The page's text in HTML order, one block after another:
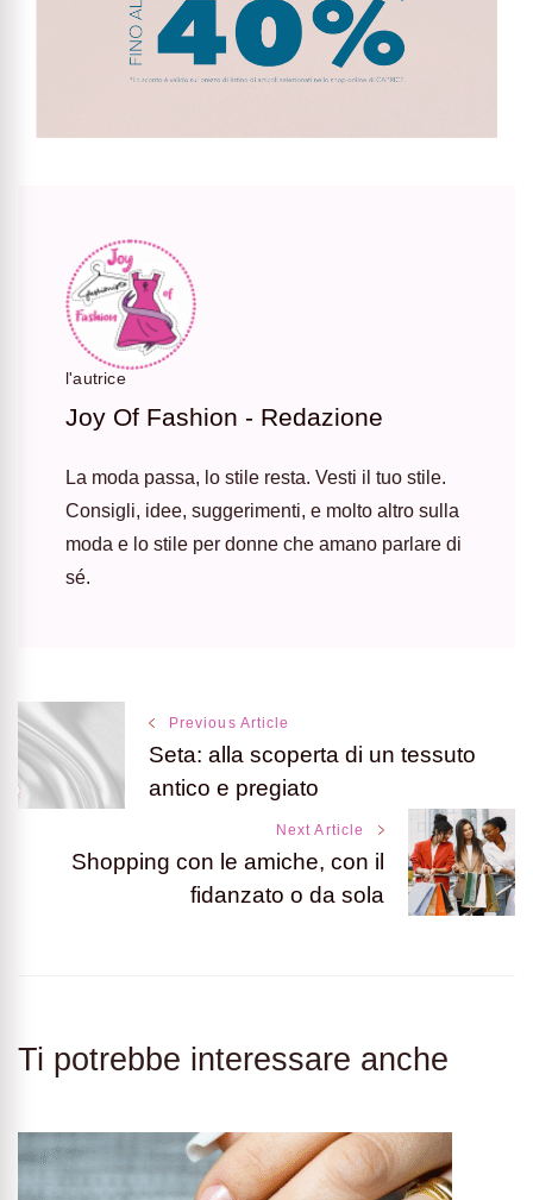
l'autrice
Joy Of Fashion - Redazione
La moda passa, lo stile resta. Vesti il tuo stile.
Consigli, idee, suggerimenti, e molto altro sulla
moda e lo stile per donne che amano parlare di
sé.
Post
Navigation
Previous Article
Seta: alla scoperta di un tessuto
antico e pregiato
Next Article
Shopping con le amiche, con il
fidanzato o da sola
Ti potrebbe interessare anche